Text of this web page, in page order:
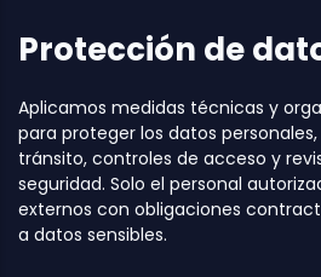
Protección de
Aplicamos medidas técnicas y
para proteger los datos
tránsito, controles de acceso y
seguridad. Solo el personal
externos con obligaciones
a datos sensibles.